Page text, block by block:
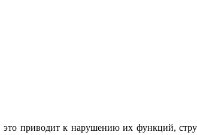
приводит к нарушению их функций,